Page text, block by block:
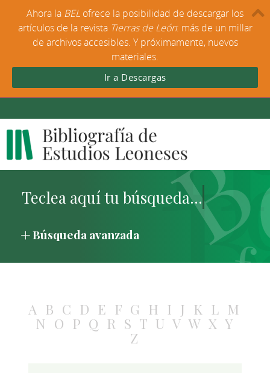
Búsqueda avanzada
A B C D E F G H I J K L M
N O P Q R S T U V W X Y
Z
Ahora la BEL ofrece la posibilidad de descargar los
artículos de la revista Tierras de León: más de un millar
de archivos accesibles. Y próximamente, nuevos
materiales.
Ir a Descargas